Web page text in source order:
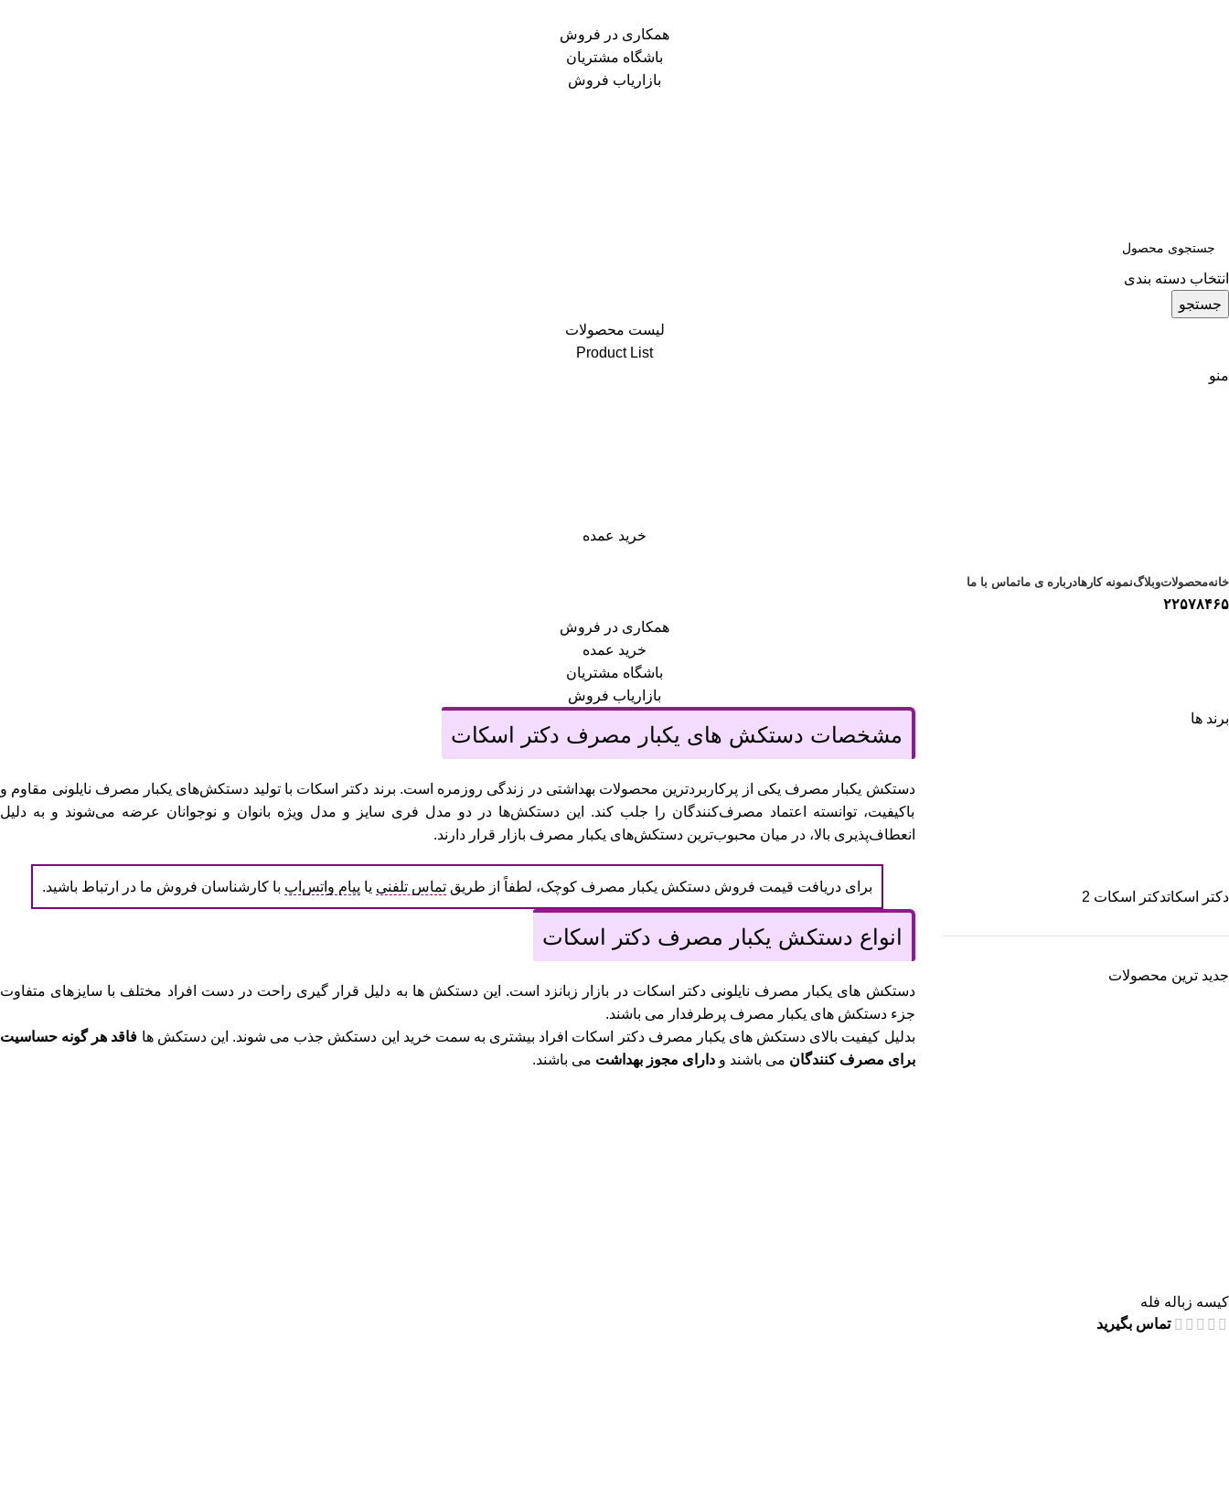
همکاری در فروش
باشگاه مشتریان
بازاریاب فروش
انتخاب دسته بندی
جستجو
لیست محصولات
Product List
منو
خرید عمده
خانهمحصولاتوبلاگنمونه کارهادرباره ی ماتماس با ما
۲۲۵۷۸۴۶۵
همکاری در فروش
خرید عمده
باشگاه مشتریان
بازاریاب فروش
برند ها
دکتر اسکاتدکتر اسکات 2
جدید ترین محصولات
کیسه زباله فله
تماس بگیرید
مشخصات دستکش های یکبار مصرف دکتر اسکات
دستکش یکبار مصرف یکی از پرکاربردترین محصولات بهداشتی در زندگی روزمره است. برند دکتر اسکات با تولید دستکش‌های یکبار مصرف نایلونی مقاوم و
باکیفیت، توانسته اعتماد مصرف‌کنندگان را جلب کند. این دستکش‌ها در دو مدل فری سایز و مدل ویژه بانوان و نوجوانان عرضه می‌شوند و به دلیل
انعطاف‌پذیری بالا، در میان محبوب‌ترین دستکش‌های یکبار مصرف بازار قرار دارند.
برای دریافت قیمت فروش دستکش یکبار مصرف کوچک، لطفاً از طریق تماس تلفنی یا پیام واتس‌اپ با کارشناسان فروش ما در ارتباط باشید.
انواع دستکش یکبار مصرف دکتر اسکات
دستکش های یکبار مصرف نایلونی دکتر اسکات در بازار زبانزد است. این دستکش ها به دلیل قرار گیری راحت در دست افراد مختلف با سایزهای متفاوت
جزء دستکش های یکبار مصرف پرطرفدار می باشند.
بدلیل کیفیت بالای دستکش های یکبار مصرف دکتر اسکات افراد بیشتری به سمت خرید این دستکش جذب می شوند. این دستکش ها فاقد هر گونه حساسیت
برای مصرف کنندگان می باشند ودارای مجوز بهداشت می باشند.